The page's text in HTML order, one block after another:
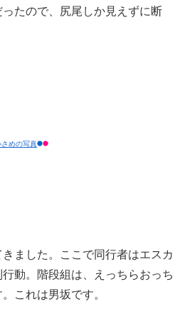
たので、尻尾しか見えずに断
さめの写真
ました。ここで同行者はエスカ
動。階段組は、えっちらおっち
これは男坂です。